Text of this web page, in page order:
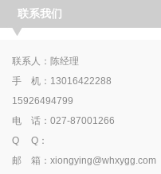
联系我们
联系人：陈经理
手 机：13016422288
15926494799
电 话：027-87001266
Q Q：
邮 箱：xiongying@whxygg.com